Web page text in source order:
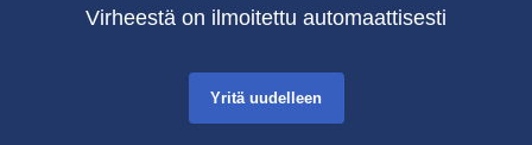
Virheestä on ilmoitettu automaattisesti
Yritä uudelleen